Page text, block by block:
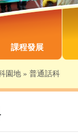
課程發展
園地 » 普通話科